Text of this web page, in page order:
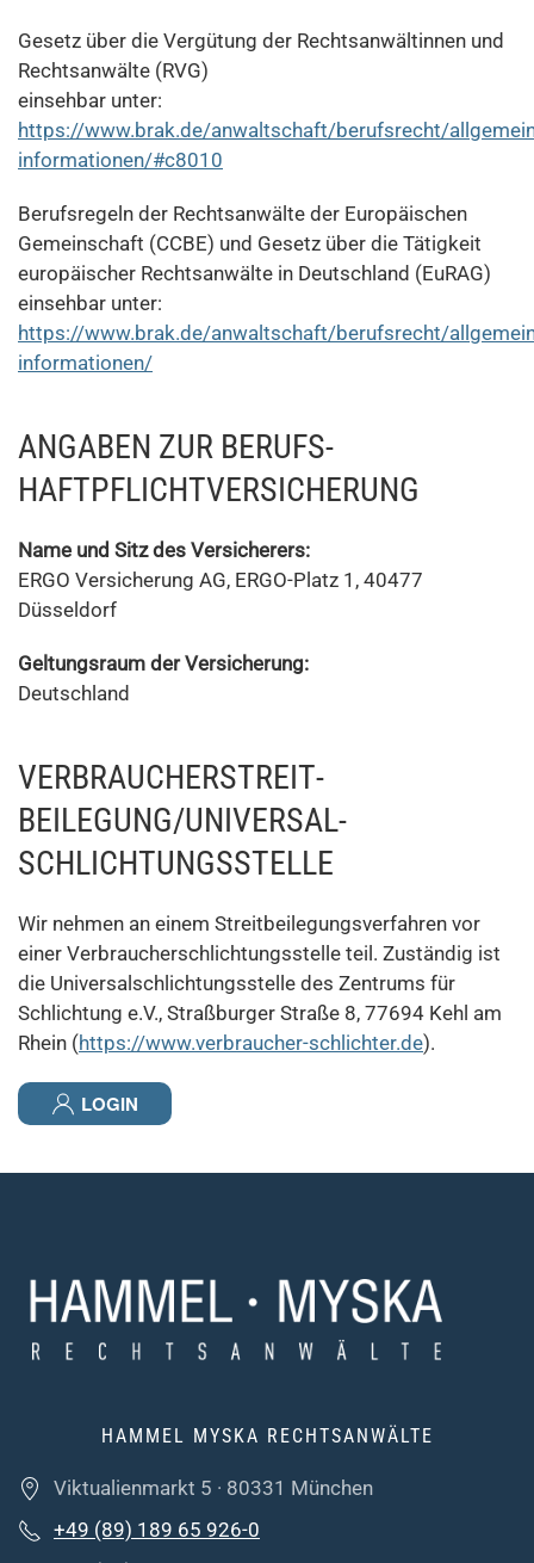
Gesetz über die Vergütung der Rechtsanwältinnen und
Rechtsanwälte (RVG)
einsehbar unter:
https://www.brak.de/anwaltschaft/berufsrecht/
informationen/#c8010
Berufsregeln der Rechtsanwälte der Europäischen
Gemeinschaft (CCBE) und Gesetz über die Tätigkeit
europäischer Rechtsanwälte in Deutschland (EuRAG)
einsehbar unter:
https://www.brak.de/anwaltschaft/berufsrecht/
informationen/
ANGABEN ZUR BERUFS­
HAFTPFLICHT­VERSICHERUNG
Name und Sitz des Versicherers:
ERGO Versicherung AG, ERGO-Platz 1, 40477
Düsseldorf
Geltungsraum der Versicherung:
Deutschland
VERBRAUCHER­STREIT­
BEILEGUNG/UNIVERSAL­
SCHLICHTUNGS­STELLE
Wir nehmen an einem Streitbeilegungsverfahren vor
einer Verbraucherschlichtungsstelle teil. Zuständig ist
die Universalschlichtungsstelle des Zentrums für
Schlichtung e.V., Straßburger Straße 8, 77694 Kehl am
Rhein (https://www.verbraucher-schlichter.de).
LOGIN
HAMMEL MYSKA RECHTSANWÄLTE
Viktualienmarkt 5 · 80331 München
+49 (89) 189 65 926-0